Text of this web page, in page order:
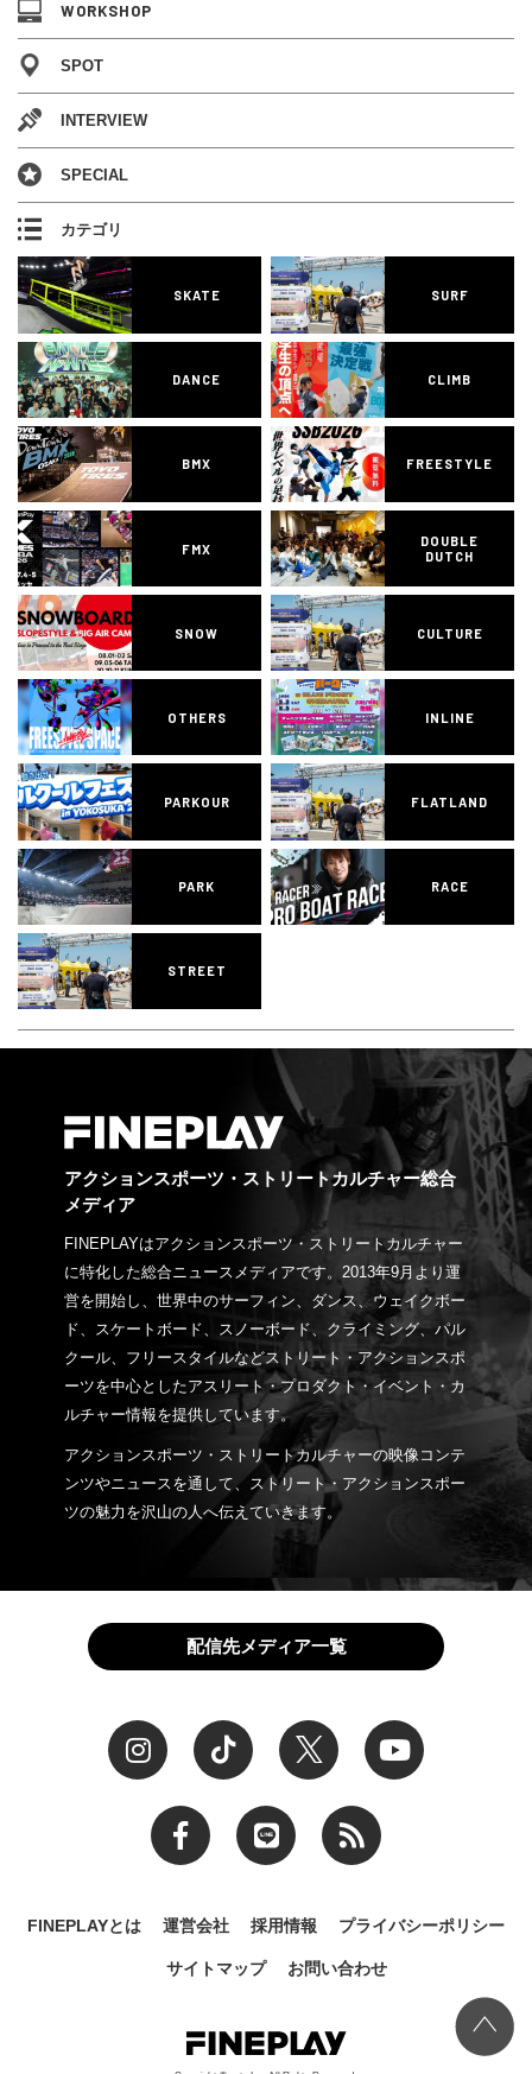
WORKSHOP
SPOT
INTERVIEW
SPECIAL
カテゴリ
SKATE SURF
DANCE CLIMB
BMX FREESTYLE
FMX
DOUBLE
DUTCH
SNOW CULTURE
OTHERS INLINE
PARKOUR FLATLAND
PARK RACE
STREET
アクションスポーツ・ストリートカルチャー総合
メディア
FINEPLAYはアクションスポーツ・ストリートカルチャー
に特化した総合ニュースメディアです。2013年9月より運
営を開始し、世界中のサーフィン、ダンス、ウェイクボー
ド、スケートボード、スノーボード、クライミング、パル
クール、フリースタイルなどストリート・アクションスポ
ーツを中心としたアスリート・プロダクト・イベント・カ
ルチャー情報を提供しています。
アクションスポーツ・ストリートカルチャーの映像コンテ
ンツやニュースを通して、ストリート・アクションスポー
ツの魅力を沢山の人へ伝えていきます。
配信先メディア一覧
FINEPLAYとは 運営会社 採用情報 プライバシーポリシー
サイトマップ お問い合わせ